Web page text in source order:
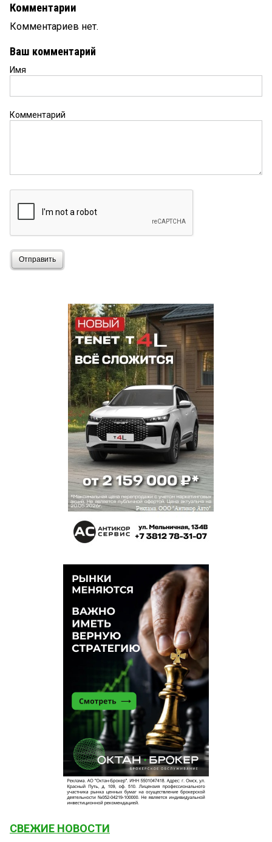
Комментарии
Комментариев нет.
Ваш комментарий
Имя
Комментарий
Отправить
СВЕЖИЕ НОВОСТИ